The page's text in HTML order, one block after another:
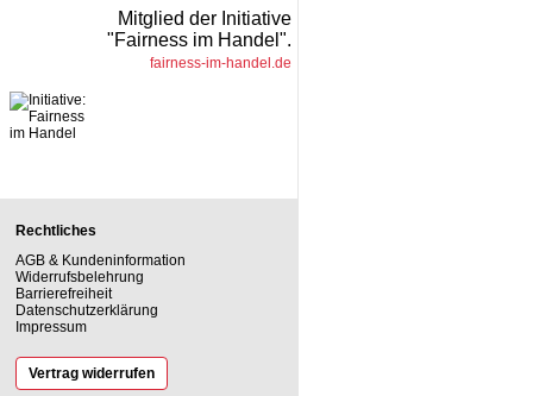
Mitglied der Initiative
"Fairness im Handel".
fairness-im-handel.de
Rechtliches
AGB & Kundeninformation
Widerrufsbelehrung
Barrierefreiheit
Datenschutzerklärung
Impressum
Vertrag widerrufen